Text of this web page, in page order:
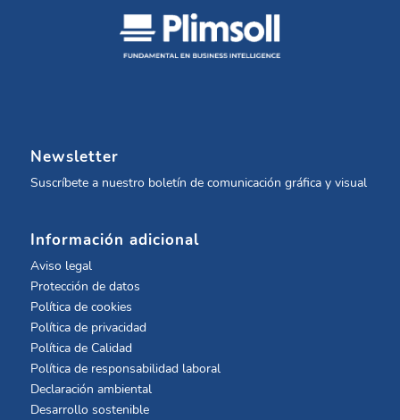
Newsletter
Suscríbete a nuestro boletín de comunicación gráfica y visual
Información adicional
Aviso legal
Protección de datos
Política de cookies
Política de privacidad
Política de Calidad
Política de responsabilidad laboral
Declaración ambiental
Desarrollo sostenible